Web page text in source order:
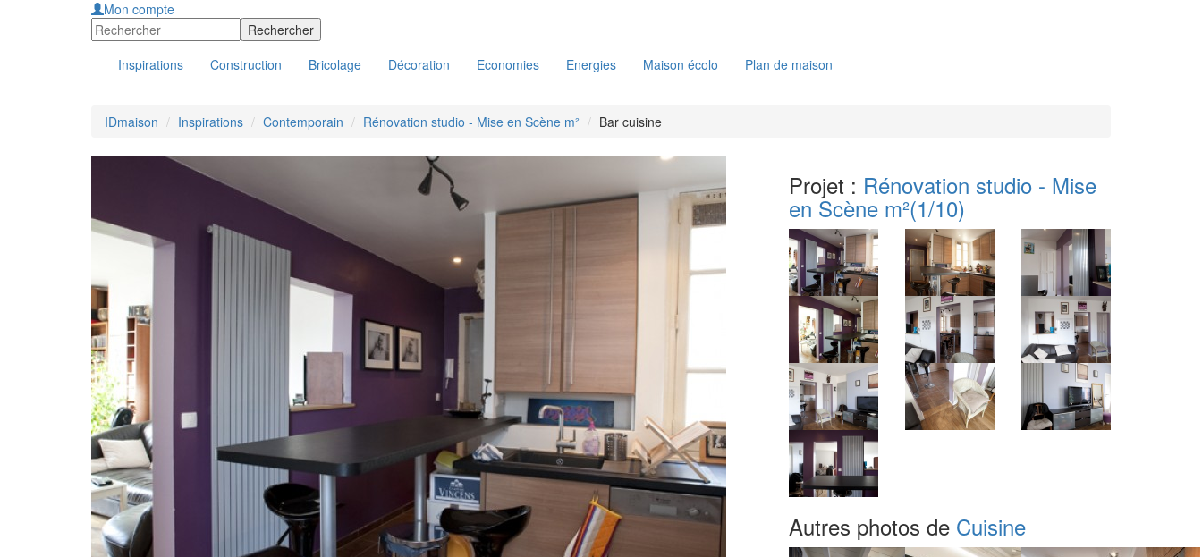
Mon compte
Inspirations Construction Bricolage Décoration Economies Energies Maison écolo Plan de maison
IDmaison Inspirations Contemporain Rénovation studio - Mise en Scène m² Bar cuisine
Projet : Rénovation studio - Mise
en Scène m²(1/10)
Autres photos de Cuisine